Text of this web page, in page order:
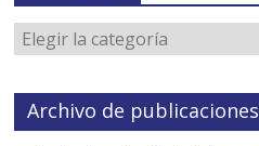
Archivo de publicaciones